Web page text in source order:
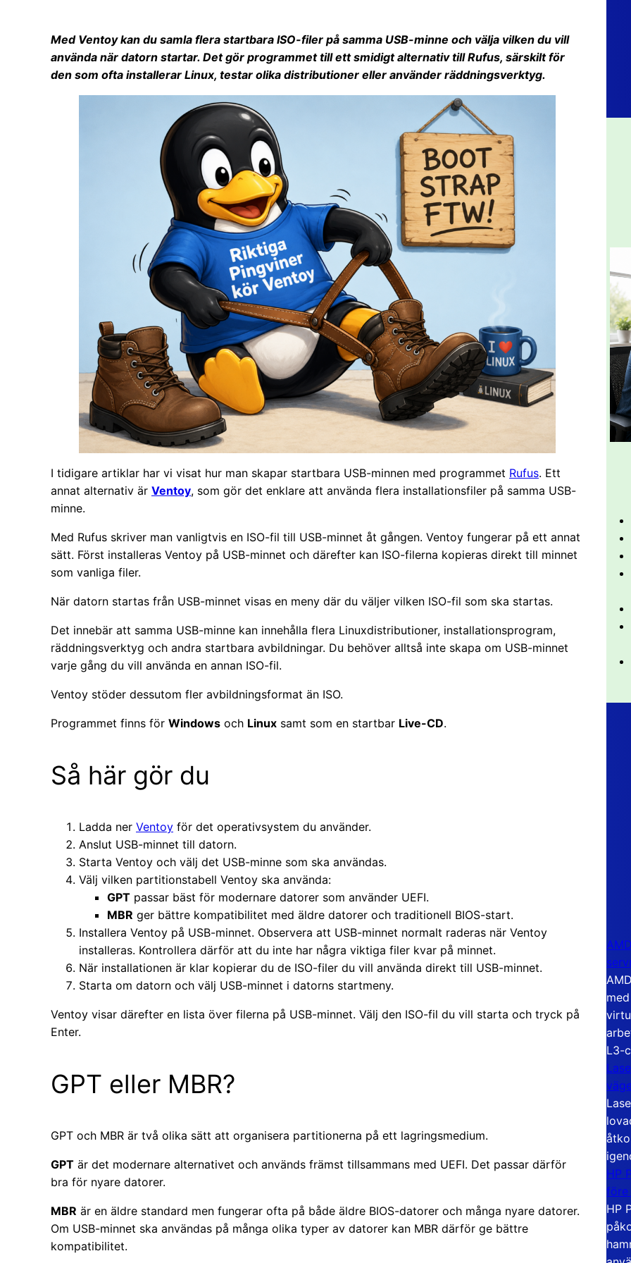
Med Ventoy kan du samla flera startbara ISO-filer på samma USB-minne och välja vilken du vill
använda när datorn startar. Det gör programmet till ett smidigt alternativ till Rufus, särskilt för
den som ofta installerar Linux, testar olika distributioner eller använder räddningsverktyg.
I tidigare artiklar har vi visat hur man skapar startbara USB-minnen med programmet Rufus. Ett
annat alternativ är Ventoy, som gör det enklare att använda flera installationsfiler på samma USB-
minne.
Med Rufus skriver man vanligtvis en ISO-fil till USB-minnet åt gången. Ventoy fungerar på ett annat
sätt. Först installeras Ventoy på USB-minnet och därefter kan ISO-filerna kopieras direkt till minnet
som vanliga filer.
När datorn startas från USB-minnet visas en meny där du väljer vilken ISO-fil som ska startas.
Det innebär att samma USB-minne kan innehålla flera Linuxdistributioner, installationsprogram,
räddningsverktyg och andra startbara avbildningar. Du behöver alltså inte skapa om USB-minnet
varje gång du vill använda en annan ISO-fil.
Ventoy stöder dessutom fler avbildningsformat än ISO.
Programmet finns för Windows och Linux samt som en startbar Live-CD.
Så här gör du
Ladda ner Ventoy för det operativsystem du använder.
Anslut USB-minnet till datorn.
Starta Ventoy och välj det USB-minne som ska användas.
Välj vilken partitionstabell Ventoy ska använda:
GPT passar bäst för modernare datorer som använder UEFI.
MBR ger bättre kompatibilitet med äldre datorer och traditionell BIOS-start.
Installera Ventoy på USB-minnet. Observera att USB-minnet normalt raderas när Ventoy
installeras. Kontrollera därför att du inte har några viktiga filer kvar på minnet.
När installationen är klar kopierar du de ISO-filer du vill använda direkt till USB-minnet.
Starta om datorn och välj USB-minnet i datorns startmeny.
Ventoy visar därefter en lista över filerna på USB-minnet. Välj den ISO-fil du vill starta och tryck på
Enter.
GPT eller MBR?
GPT och MBR är två olika sätt att organisera partitionerna på ett lagringsmedium.
GPT är det modernare alternativet och används främst tillsammans med UEFI. Det passar därför
bra för nyare datorer.
MBR är en äldre standard men fungerar ofta på både äldre BIOS-datorer och många nyare datorer.
Om USB-minnet ska användas på många olika typer av datorer kan MBR därför ge bättre
kompatibilitet.
L3-
HP
före
HP